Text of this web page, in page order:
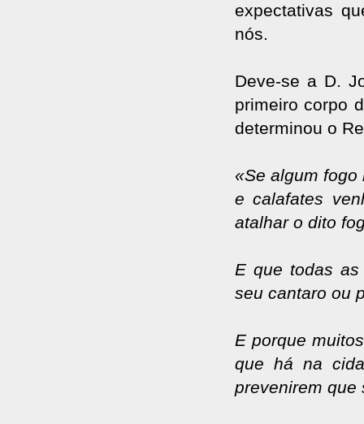
expectativas
nós.
Deve-se a D.
primeiro corpo
determinou o
«Se algum fogo
e calafates
atalhar o dito
E que todas
seu cantaro ou
E porque
que há na
prevenirem que